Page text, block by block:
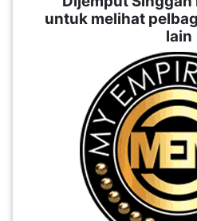
untuk melihat
lain